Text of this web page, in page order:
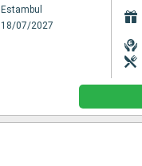
Estambul
18/07/2027